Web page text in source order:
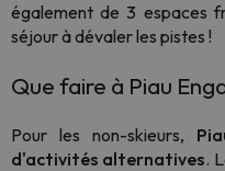
également de 3 espaces
séjour à dévaler les pistes !
Que faire à Piau
Pour les non-skieurs,
d'activités alternatives.